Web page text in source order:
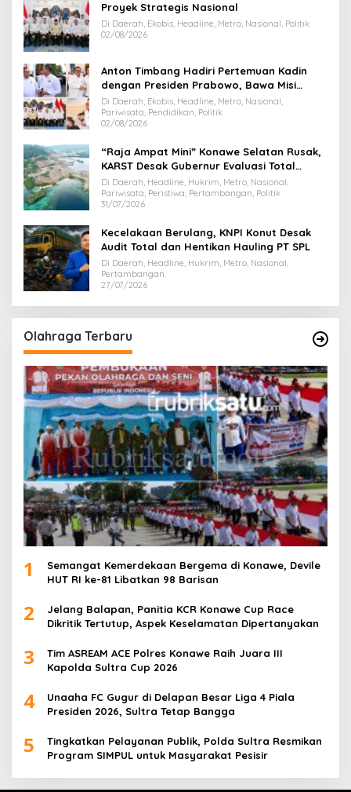
Proyek Strategis Nasional
Di Daerah, Ekobis, Headline, Metro, Nasional, Politik
02/08/2026
Anton Timbang Hadiri Pertemuan Kadin
dengan Presiden Prabowo, Bawa Misi
Majukan Ekonomi Sultra
Di Daerah, Ekobis, Headline, Metro, Nasional,
Pariwisata, Pendidikan, Politik
02/08/2026
“Raja Ampat Mini” Konawe Selatan Rusak,
KARST Desak Gubernur Evaluasi Total
Dispar Sultra
Di Daerah, Headline, Hukrim, Metro, Nasional,
Pariwisata, Peristiwa, Pertambangan, Politik
31/07/2026
Kecelakaan Berulang, KNPI Konut Desak
Audit Total dan Hentikan Hauling PT SPL
Di Daerah, Headline, Hukrim, Metro, Nasional,
Pertambangan
27/07/2026
Olahraga Terbaru
1
Semangat Kemerdekaan Bergema di Konawe, Devile
HUT RI ke-81 Libatkan 98 Barisan
2
Jelang Balapan, Panitia KCR Konawe Cup Race
Dikritik Tertutup, Aspek Keselamatan Dipertanyakan
3
Tim ASREAM ACE Polres Konawe Raih Juara III
Kapolda Sultra Cup 2026
4
Unaaha FC Gugur di Delapan Besar Liga 4 Piala
Presiden 2026, Sultra Tetap Bangga
5
Tingkatkan Pelayanan Publik, Polda Sultra Resmikan
Program SIMPUL untuk Masyarakat Pesisir